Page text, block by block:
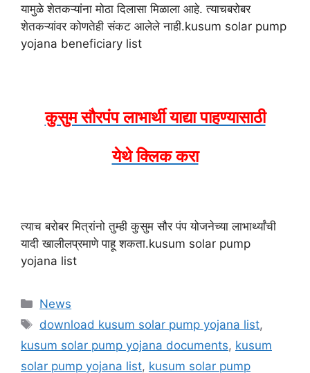
यामुळे शेतकऱ्यांना मोठा दिलासा मिळाला आहे. त्याचबरोबर
शेतकऱ्यांवर कोणतेही संकट आलेले नाही.kusum solar pump
yojana beneficiary list
कुसुम सौरपंप लाभार्थी याद्या पाहण्यासाठी
येथे क्लिक करा
त्याच बरोबर मित्रांनो तुम्ही कुसुम सौर पंप योजनेच्या लाभार्थ्यांची
यादी खालीलप्रमाणे पाहू शकता.kusum solar pump
yojana list
Categories
News
Tags
download kusum solar pump yojana list,
kusum solar pump yojana documents, kusum
solar pump yojana list, kusum solar pump